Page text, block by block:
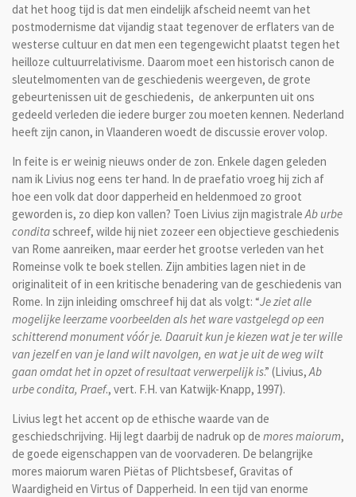
dat het hoog tijd is dat men eindelijk afscheid neemt van het
postmodernisme dat vijandig staat tegenover de erflaters van de
westerse cultuur en dat men een tegengewicht plaatst tegen het
heilloze cultuurrelativisme. Daarom moet een historisch canon de
sleutelmomenten van de geschiedenis weergeven, de grote
gebeurtenissen uit de geschiedenis, de ankerpunten uit ons
gedeeld verleden die iedere burger zou moeten kennen. Nederland
heeft zijn canon, in Vlaanderen woedt de discussie erover volop.
In feite is er weinig nieuws onder de zon. Enkele dagen geleden
nam ik Livius nog eens ter hand. In de praefatio vroeg hij zich af
hoe een volk dat door dapperheid en heldenmoed zo groot
geworden is, zo diep kon vallen? Toen Livius zijn magistrale Ab urbe
conditaschreef, wilde hij niet zozeer een objectieve geschiedenis
van Rome aanreiken, maar eerder het grootse verleden van het
Romeinse volk te boek stellen. Zijn ambities lagen niet in de
originaliteit of in een kritische benadering van de geschiedenis van
Rome. In zijn inleiding omschreef hij dat als volgt: “Je ziet alle
mogelijke leerzame voorbeelden als het ware vastgelegd op een
schitterend monument vóór je. Daaruit kun je kiezen wat je ter wille
van jezelf en van je land wilt navolgen, en wat je uit de weg wilt
gaan omdat het in opzet of resultaat verwerpelijk is.” (Livius, Ab
urbe condita, Praef., vert. F.H. van Katwijk-Knapp, 1997).
Livius legt het accent op de ethische waarde van de
geschiedschrijving. Hij legt daarbij de nadruk op de mores maiorum,
de goede eigenschappen van de voorvaderen. De belangrijke
mores maiorum waren Piëtas of Plichtsbesef, Gravitas of
Waardigheid en Virtus of Dapperheid. In een tijd van enorme